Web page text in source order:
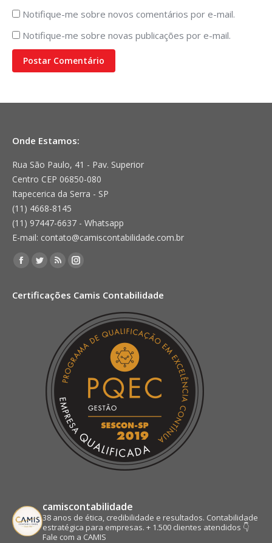
Notifique-me sobre novos comentários por e-mail.
Notifique-me sobre novas publicações por e-mail.
Postar Comentário
Onde Estamos:
Rua São Paulo, 41 - Pav. Superior
Centro CEP 06850-080
Itapecerica da Serra - SP
(11) 4668-8145
(11) 97447-6637 - Whatsapp
E-mail: contato@camiscontabilidade.com.br
Encontre-nos em:
Facebook
opens
Twitter
opens
window
Rss
opens
new
window
Instagram
opens
new
window
Certificações Camis Contabilidade
camiscontabilidade
38 anos de ética, credibilidade e resultados. Contabilidade
estratégica para empresas. + 1.500 clientes atendidos 👇
Fale com a CAMIS